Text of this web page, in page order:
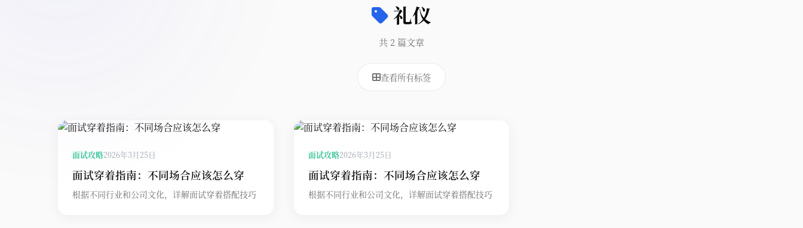
礼仪
共 2 篇文章
查看所有标签
面试攻略2026年3月25日
面试穿着指南：不同场合应该怎么穿
根据不同行业和公司文化，详解面试穿着搭配技巧
面试攻略2026年3月25日
面试穿着指南：不同场合应该怎么穿
根据不同行业和公司文化，详解面试穿着搭配技巧